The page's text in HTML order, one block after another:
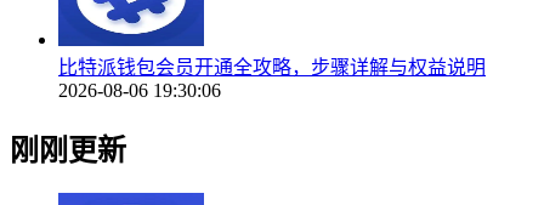
比特派钱包会员开通全攻略，步骤详解与权益说明
2026-08-06 19:30:06
刚刚更新